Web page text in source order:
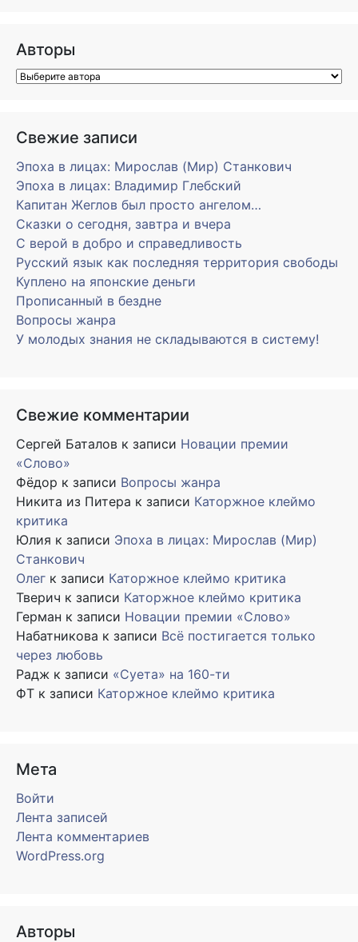
Авторы
Свежие записи
Эпоха в лицах: Мирослав (Мир) Станкович
Эпоха в лицах: Владимир Глебский
Капитан Жеглов был просто ангелом…
Сказки о сегодня, завтра и вчера
С верой в добро и справедливость
Русский язык как последняя территория свободы
Куплено на японские деньги
Прописанный в бездне
Вопросы жанра
У молодых знания не складываются в систему!
Свежие комментарии
Сергей Баталов к записи Новации премии
«Слово»
Фёдор к записи Вопросы жанра
Никита из Питера к записи Каторжное клеймо
критика
Юлия к записи Эпоха в лицах: Мирослав (Мир)
Станкович
Олег к записи Каторжное клеймо критика
Тверич к записи Каторжное клеймо критика
Герман к записи Новации премии «Слово»
Набатникова к записи Всё постигается только
через любовь
Радж к записи «Суета» на 160-ти
ФТ к записи Каторжное клеймо критика
Мета
Войти
Лента записей
Лента комментариев
WordPress.org
Авторы